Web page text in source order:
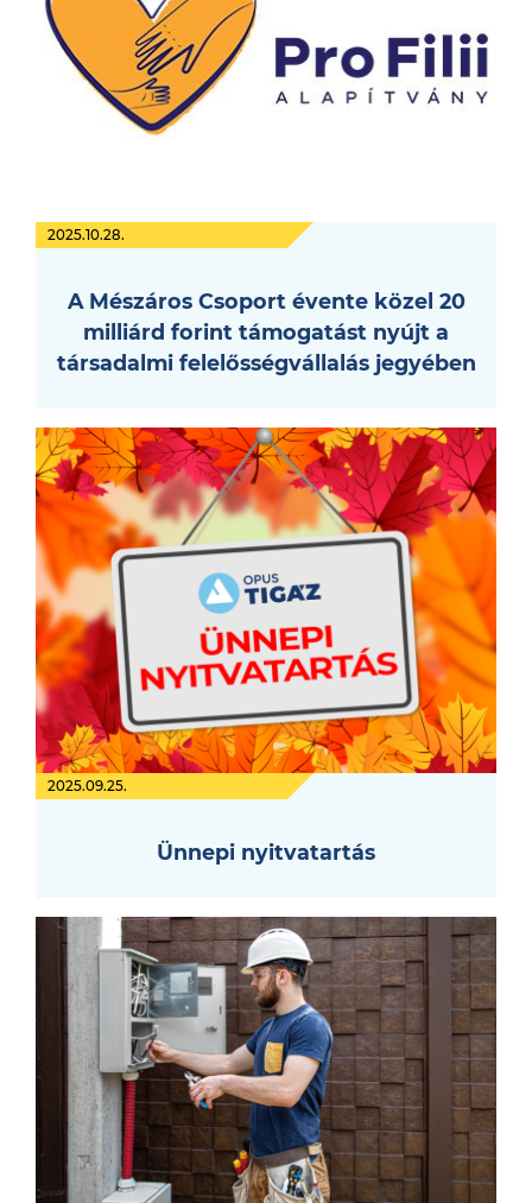
2025.10.28.
A Mészáros Csoport évente közel 20
milliárd forint támogatást nyújt a
társadalmi felelősségvállalás jegyében
2025.09.25.
Ünnepi nyitvatartás